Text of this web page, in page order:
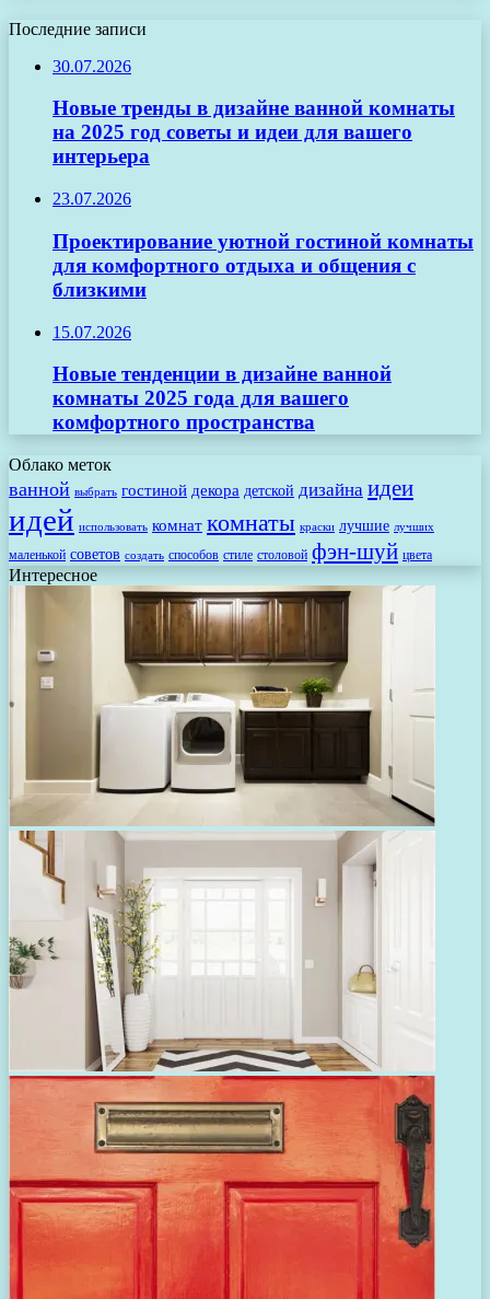
Последние записи
30.07.2026
Новые тренды в дизайне ванной комнаты
на 2025 год советы и идеи для вашего
интерьера
23.07.2026
Проектирование уютной гостиной комнаты
для комфортного отдыха и общения с
близкими
15.07.2026
Новые тенденции в дизайне ванной
комнаты 2025 года для вашего
комфортного пространства
Облако меток
ванной выбрать гостиной декора детской дизайна идеи
идей использовать комнат комнаты краски лучшие лучших
маленькой советов создать способов стиле столовой фэн-шуй цвета
Интересное